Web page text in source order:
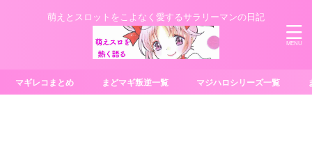
萌えとスロットをこよなく愛するサラリーマンの日記
マギレコまとめ まどマギ叛逆一覧 マジハロシリーズ一覧